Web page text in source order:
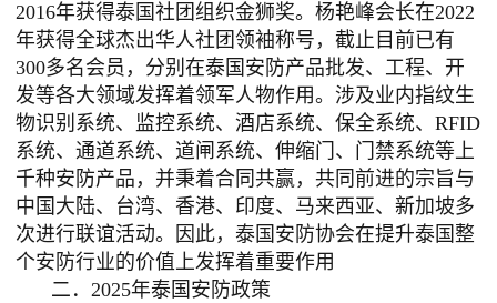
2016年获得泰国社团组织金狮奖。杨艳峰会长在2022
年获得全球杰出华人社团领袖称号，截止目前已有
300多名会员，分别在泰国安防产品批发、工程、开
发等各大领域发挥着领军人物作用。涉及业内指纹生
物识别系统、监控系统、酒店系统、保全系统、RFID
系统、通道系统、道闸系统、伸缩门、门禁系统等上
千种安防产品，并秉着合同共赢，共同前进的宗旨与
中国大陆、台湾、香港、印度、马来西亚、新加坡多
次进行联谊活动。因此，泰国安防协会在提升泰国整
个安防行业的价值上发挥着重要作用
二．2025年泰国安防政策